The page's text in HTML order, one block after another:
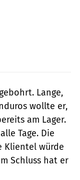
Lange,
wollte er,
am Lager.
Tage. Die
Klientel würde
Schluss hat er 